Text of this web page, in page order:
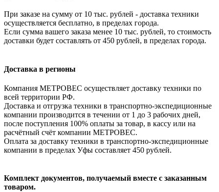
При заказе на сумму от 10 тыс. рублей - доставка техники
осуществляется бесплатно, в пределах города.
Если сумма вашего заказа менее 10 тыс. рублей, то стоимость
доставки будет составлять от 450 рублей, в пределах города.
Доставка в регионы
Компания МЕТРОВЕС осуществляет доставку техники по
всей территории РФ.
Доставка и отгрузка техники в транспортно-экспедиционные
компании производится в течении от 1 до 3 рабочих дней,
после поступления 100% оплаты за товар, в кассу или на
расчётный счёт компании МЕТРОВЕС.
Оплата за доставку техники в транспортно-экспедиционные
компании в пределах Уфы составляет 450 рублей.
Комплект документов, получаемый вместе с заказанным
товаром.